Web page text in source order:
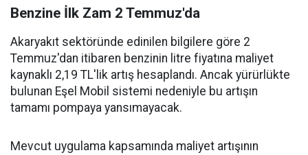
Benzine İlk Zam 2 Temmuz'da
Akaryakıt sektöründe edinilen bilgilere göre 2
Temmuz'dan itibaren benzinin litre fiyatına maliyet
kaynaklı 2,19 TL'lik artış hesaplandı. Ancak yürürlükte
bulunan Eşel Mobil sistemi nedeniyle bu artışın
tamamı pompaya yansımayacak.
Mevcut uygulama kapsamında maliyet artışının